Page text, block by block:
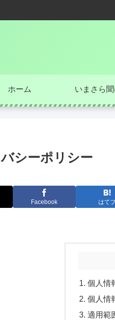
ホーム いまさら
シーポリシー
Facebook はて
個人情
個人情
適用範